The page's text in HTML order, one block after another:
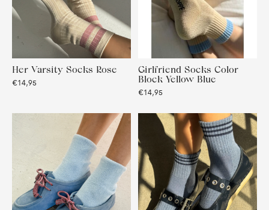
Her Varsity Socks Rose
€14,95
Girlfriend Socks Color
Block Yellow Blue
€14,95